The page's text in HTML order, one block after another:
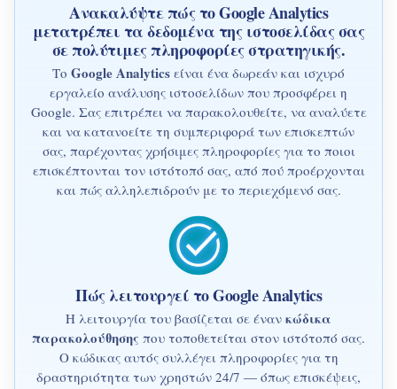
Ανακαλύψτε πώς το Google Analytics
μετατρέπει τα δεδομένα της ιστοσελίδας σας
σε πολύτιμες πληροφορίες στρατηγικής.
Το Google Analytics είναι ένα δωρεάν και ισχυρό
εργαλείο ανάλυσης ιστοσελίδων που προσφέρει η
Google. Σας επιτρέπει να παρακολουθείτε, να αναλύετε
και να κατανοείτε τη συμπεριφορά των επισκεπτών
σας, παρέχοντας χρήσιμες πληροφορίες για το ποιοι
επισκέπτονται τον ιστότοπό σας, από πού προέρχονται
και πώς αλληλεπιδρούν με το περιεχόμενό σας.
Πώς λειτουργεί το Google Analytics
Η λειτουργία του βασίζεται σε έναν κώδικα
παρακολούθησης που τοποθετείται στον ιστότοπό σας.
Ο κώδικας αυτός συλλέγει πληροφορίες για τη
δραστηριότητα των χρηστών 24/7 — όπως επισκέψεις,